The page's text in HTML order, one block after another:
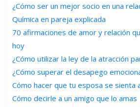
¿Cómo ser un mejor socio en una
Química en pareja explicada
70 afirmaciones de amor y relación
hoy
¿Cómo utilizar la ley de la atracción
¿Cómo superar el desapego
Cómo hacer que tu esposa se sienta
Cómo decirle a un amigo que lo amas